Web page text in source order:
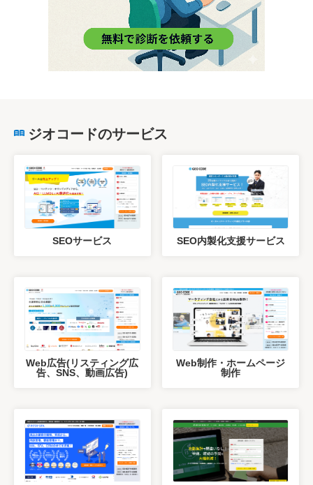
ジオコードのサービス
SEOサービス SEO内製化支援サービス
Web広告(リスティング広
告、SNS、動画広告)
Web制作・ホームページ
制作